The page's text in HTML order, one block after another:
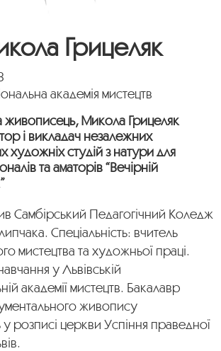
Грицеляк
академія мистецтв
живописець, Микола Грицеляк
і викладач незалежних
художніх студій з натури для
та аматорів “Вечірній
Самбірський Педагогічний Коледж
Спеціальність: вчитель
мистецтва та художньої праці.
у Львівській
академії мистецтв. Бакалавр
живопису
розписі церкви Успіння праведної